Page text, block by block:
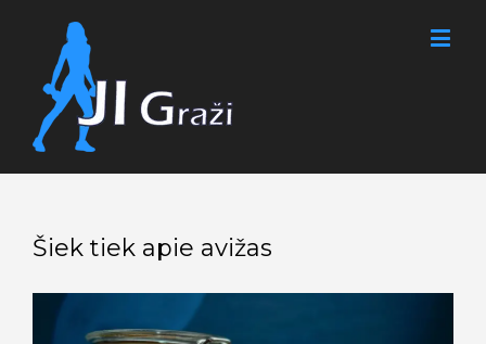
Šiek tiek apie avižas